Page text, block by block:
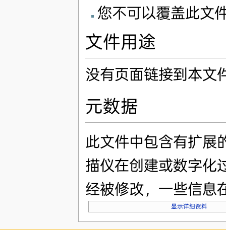
您不可以覆盖此文
文件用途
没有页面链接到本文
元数据
此文件中包含有扩展
描仪在创建或数字化
经被修改，一些信息
显示详细资料